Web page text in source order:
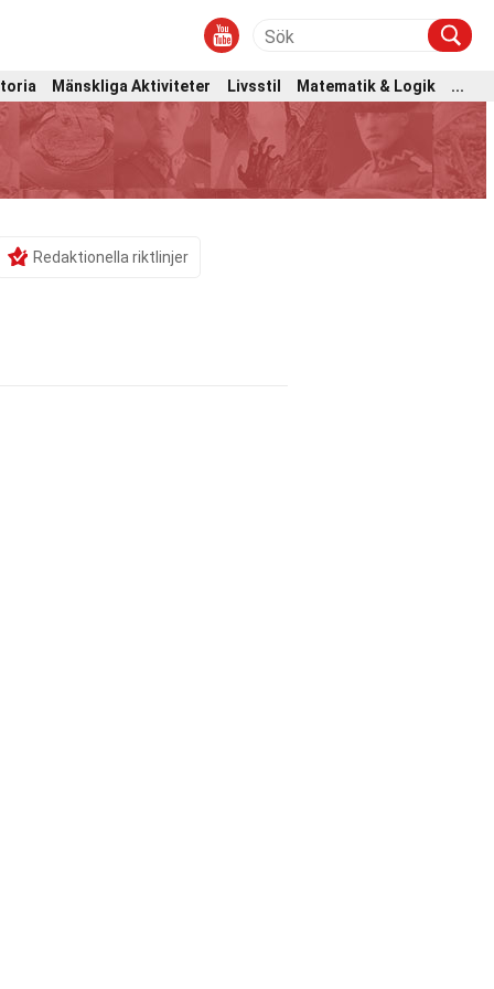
Mänskliga Aktiviteter Livsstil Matematik & Logik ...
Redaktionella riktlinjer